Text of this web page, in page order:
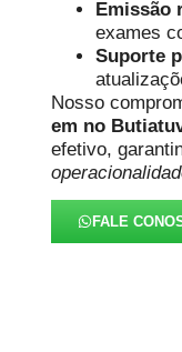
Emissão
exames
Suporte
Nosso
em no
efetivo,
FALE